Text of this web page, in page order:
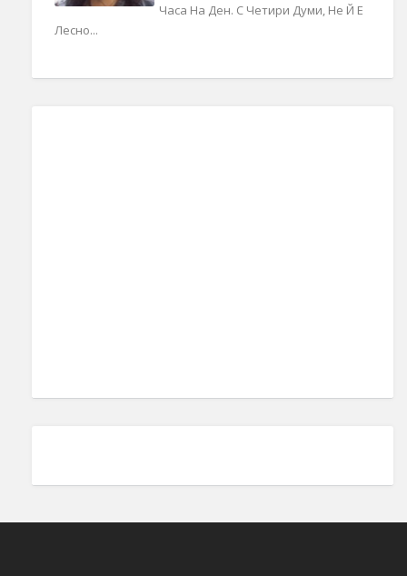
Часа На Ден. С Четири Думи, Не Й Е
Лесно...